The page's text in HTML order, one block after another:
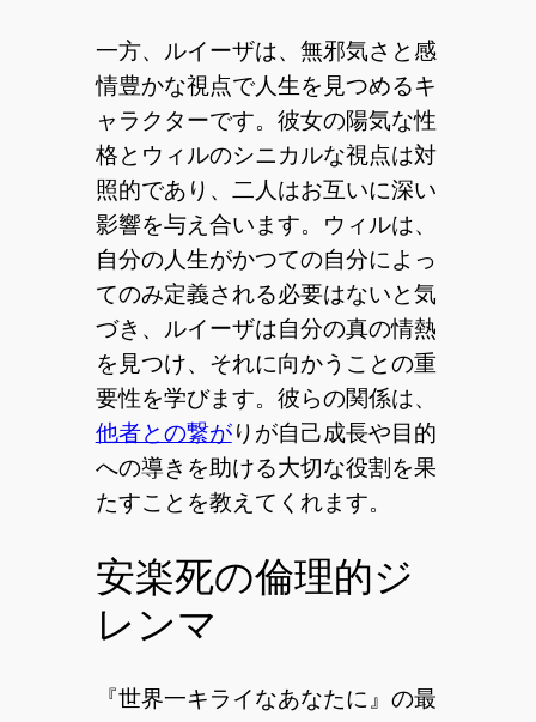
一方、ルイーザは、無邪気さと感
情豊かな視点で人生を見つめるキ
ャラクターです。彼女の陽気な性
格とウィルのシニカルな視点は対
照的であり、二人はお互いに深い
影響を与え合います。ウィルは、
自分の人生がかつての自分によっ
てのみ定義される必要はないと気
づき、ルイーザは自分の真の情熱
を見つけ、それに向かうことの重
要性を学びます。彼らの関係は、
他者との繋がりが自己成長や目的
への導きを助ける大切な役割を果
たすことを教えてくれます。
安楽死の倫理的ジ
レンマ
『世界一キライなあなたに』の最